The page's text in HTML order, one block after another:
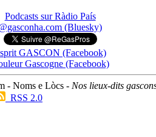
Podcasts sur Ràdio País
(Bluesky)
GASCON (Facebook)
Gascogne (Facebook)
- Noms e Lòcs - Nos lieux-dits
RSS 2.0